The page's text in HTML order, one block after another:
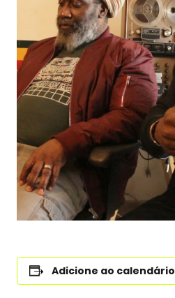
Adicione ao calendário